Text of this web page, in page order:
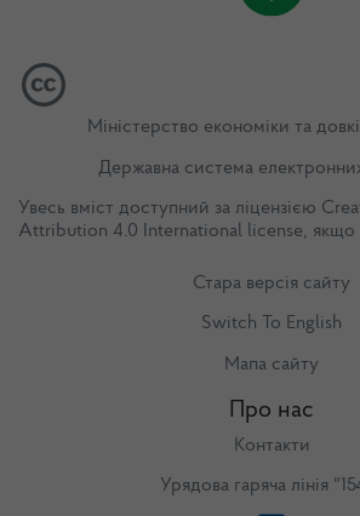
Міністерство економіки та
Державна система
Увесь вміст доступний за ліцензією
Attribution 4.0 International license, якщо
Стара версія сайту
Switch To English
Мапа сайту
Про нас
Контакти
Урядова гаряча лінія